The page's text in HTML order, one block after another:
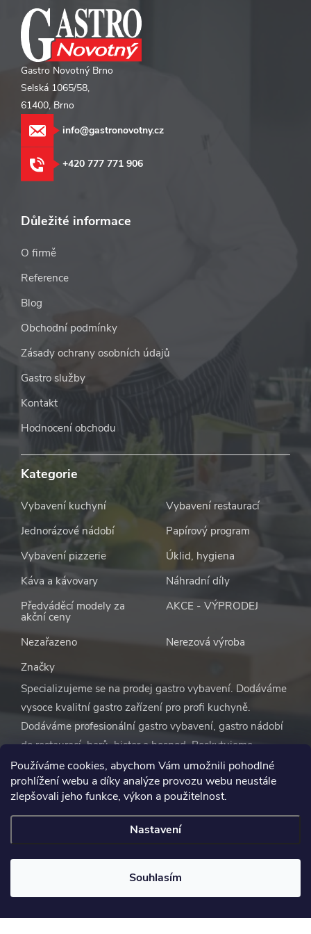
Používáme cookies, abychom Vám umožnili pohodlné
prohlížení webu a díky analýze provozu webu neustále
zlepšovali jeho funkce, výkon a použitelnost.
Nastavení
Souhlasím
Gastro Novotný Brno
Selská 1065/58,
61400, Brno
info@gastronovotny.cz
+420 777 771 906
Důležité informace
O firmě
Reference
Blog
Obchodní podmínky
Zásady ochrany osobních údajů
Gastro služby
Kontakt
Hodnocení obchodu
Kategorie
Vybavení kuchyní
Vybavení restaurací
Jednorázové nádobí
Papírový program
Vybavení pizzerie
Úklid, hygiena
Káva a kávovary
Náhradní díly
Předváděcí modely za
akční ceny
AKCE - VÝPRODEJ
Nezařazeno
Nerezová výroba
Značky
Specializujeme se na prodej gastro vybavení. Dodáváme
vysoce kvalitní gastro zařízení pro profi kuchyně.
Dodáváme profesionální gastro vybavení, gastro nádobí
do restaurací, barů, bister a hospod. Poskytujeme
výhodné ceny na vybavení pro restaurace a ostatní
gastro zařízení včetně jídelen. Provozujeme také
velkoobchod jednorázového nádobí a s dezinfekčními a
čisticími prostředky. S naší pomocí se nemusíte vůbec